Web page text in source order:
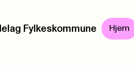
Fylkeskommune Hjem